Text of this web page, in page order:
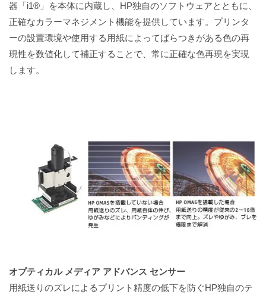
器「i1®」を本体に内蔵し、HP独自のソフトウェアとともに、
正確なカラーマネジメント機能を提供しています。プリンタ
ーの設置環境や使用する用紙によってばらつきがある色の再
現性を数値化して補正することで、常に正確な色再現を実現
します。
オプティカル メディア アドバンス センサー
用紙送りのズレによるプリント精度の低下を防ぐHP独自のテ